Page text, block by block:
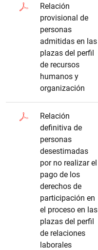
Relación
provisional de
personas
admitidas en las
plazas del perfil
de recursos
humanos y
organización
Relación
definitiva de
personas
desestimadas
por no realizar el
pago de los
derechos de
participación en
el proceso en las
plazas del perfil
de relaciones
laborales